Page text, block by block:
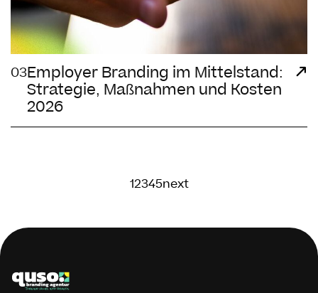
03Employer Branding im Mittelstand:
Strategie, Maßnahmen und Kosten
2026
12345next